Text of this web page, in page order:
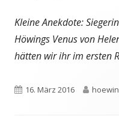
Kleine Anekdote:
Höwings Venus von
hätten wir ihr im ersten
Veröffentlicht
16. März 2016 Autor